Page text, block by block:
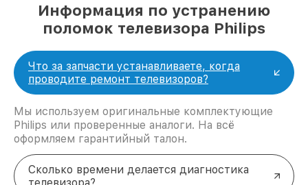
Информация по устранению
поломок телевизора Philips
Что за запчасти устанавливаете, когда
проводите ремонт телевизоров?
Мы используем оригинальные комплектующие
Philips или проверенные аналоги. На всё
оформляем гарантийный талон.
Сколько времени делается диагностика